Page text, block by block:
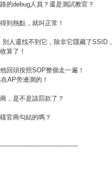
的debug人員？還是測試教官？
到熱點，就叫正常！
人還找不到它，除非它隱藏了SSID，
算了！
回頭按照SOP整個走一遍！
AP旁邊測的！
，是不是該罰款了？
官商勾結的嗎？